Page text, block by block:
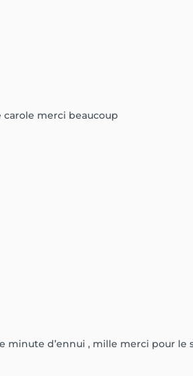
merci beaucoup
d’ennui , mille merci pour le